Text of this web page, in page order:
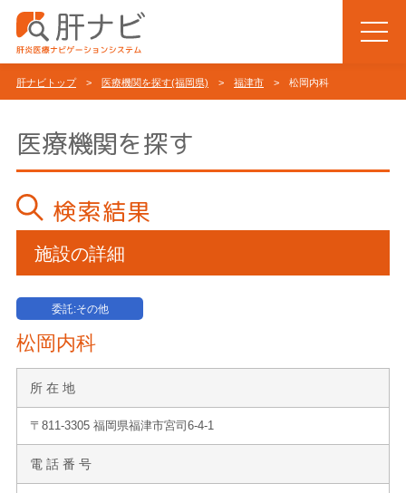
肝ナビトップ> 医療機関を探す(福岡県) > 福津市 > 松岡内科
医療機関を探す
検索結果
施設の詳細
委託:その他
松岡内科
所 在 地
〒811-3305 福岡県福津市宮司6-4-1
電 話 番 号